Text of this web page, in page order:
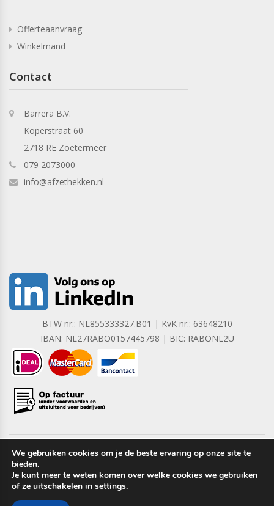
Offerteaanvraag
Winkelmand
Contact
Barrera B.V.
Koperstraat 60
2718 RE Zoetermeer
079 2073000
info@afzethekken.nl
BTW nr.: NL855333327.B01 | KvK nr.: 63648210
IBAN: NL27RABO0157445798 | BIC: RABONL2U
Copyright © 2023 Barrera B.V. Alle rechten voorbehouden.
We gebruiken cookies om je de beste ervaring op onze site te
bieden.
Je kunt meer te weten komen over welke cookies we gebruiken
of ze uitschakelen in settings.